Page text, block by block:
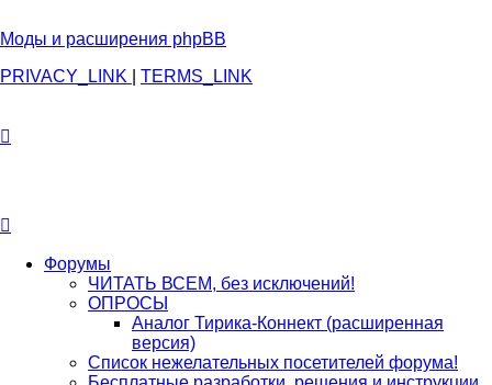
Моды и расширения phpBB
PRIVACY_LINK
TERMS_LINK
Форумы
ЧИТАТЬ ВСЕМ, без исключений!
ОПРОСЫ
Аналог Тирика-Коннект (расширенная
версия)
Список нежелательных посетителей форума!